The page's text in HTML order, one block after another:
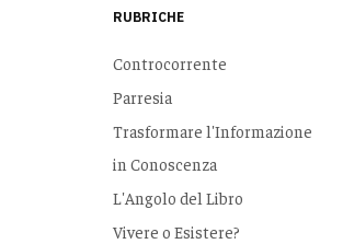
RUBRICHE
Controcorrente
Parresia
Trasformare l'Informazione
in Conoscenza
L'Angolo del Libro
Vivere o Esistere?